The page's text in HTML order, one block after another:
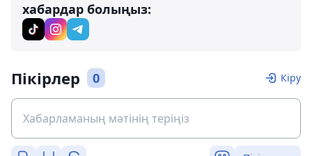
хабардар болыңыз:
Пікірлер 0 Кіру